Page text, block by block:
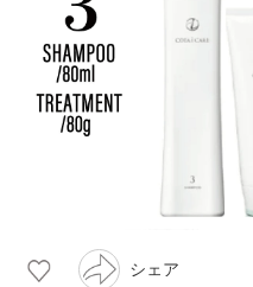
シェア